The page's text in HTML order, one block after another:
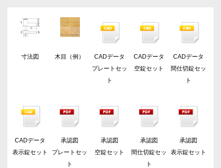
寸法図 木目（例）
CADデータ
プレートセッ
ト
CADデータ
空錠セット
CADデータ
間仕切錠セッ
ト
CADデータ
表示錠セット
承認図
プレートセッ
ト
承認図
空錠セット
承認図
間仕切錠セッ
ト
承認図
表示錠セット